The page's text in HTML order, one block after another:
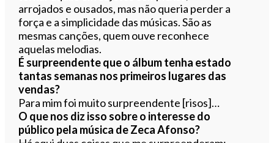
arrojados e ousados, mas não queria perder a
força e a simplicidade das músicas. São as
mesmas canções, quem ouve reconhece
aquelas melodias.
É surpreendente que o álbum tenha estado
tantas semanas nos primeiros lugares das
vendas?
Para mim foi muito surpreendente [risos]…
O que nos diz isso sobre o interesse do
público pela música de Zeca Afonso?